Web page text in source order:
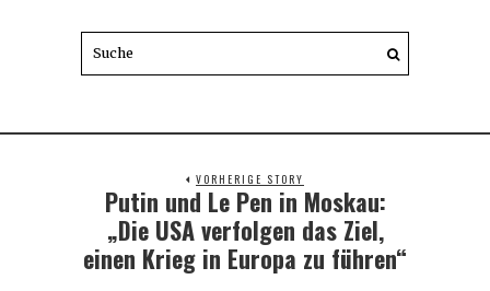
VORHERIGE STORY
Previous
post:
Putin und Le Pen in Moskau:
„Die USA verfolgen das Ziel,
einen Krieg in Europa zu führen“